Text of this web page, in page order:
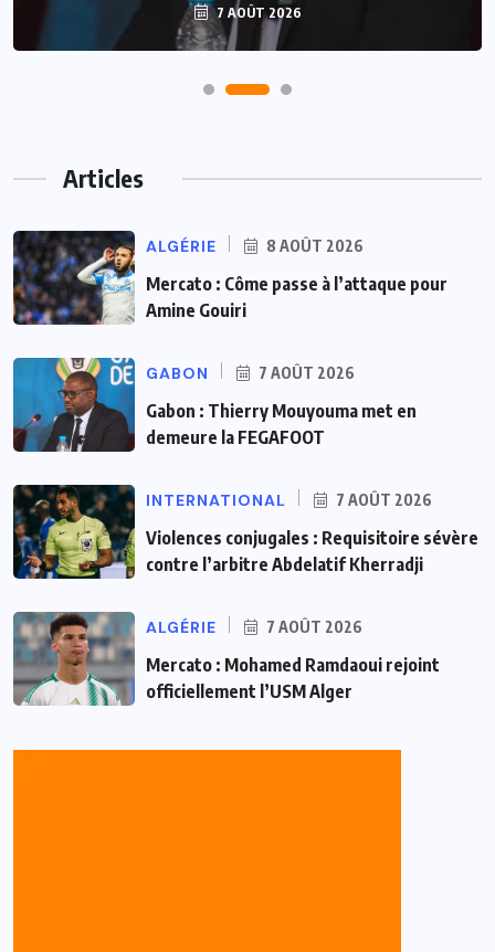
7 AOÛT 2026
Articles
ALGÉRIE 8 AOÛT 2026
Mercato : Côme passe à l’attaque pour
Amine Gouiri
GABON 7 AOÛT 2026
Gabon : Thierry Mouyouma met en
demeure la FEGAFOOT
INTERNATIONAL 7 AOÛT 2026
Violences conjugales : Requisitoire sévère
contre l’arbitre Abdelatif Kherradji
ALGÉRIE 7 AOÛT 2026
Mercato : Mohamed Ramdaoui rejoint
officiellement l’USM Alger